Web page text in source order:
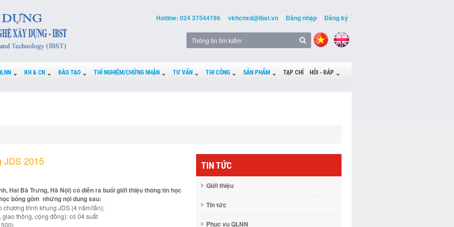
Hotline: 024 37544196 vkhcnxd@ibst.vn Đăng nhập Đăng ký
KH & CN ĐÀO TẠO THÍ NGHIỆM/CHỨNG NHẬN TƯ VẤN THI CÔNG SẢN PHẨM TẠP CHÍ HỎI - ĐÁP
JDS 2015
Hai Bà Trưng, Hà Nội) có diễn ra buổi giới thiệu thông tin học
bổng gồm những nội dung sau:
chương trình khung JDS (4 năm/lần);
thông, cộng đồng): có 04 suất
TIN TỨC
Giới thiệu
Tin tức
Phục vụ QLNN